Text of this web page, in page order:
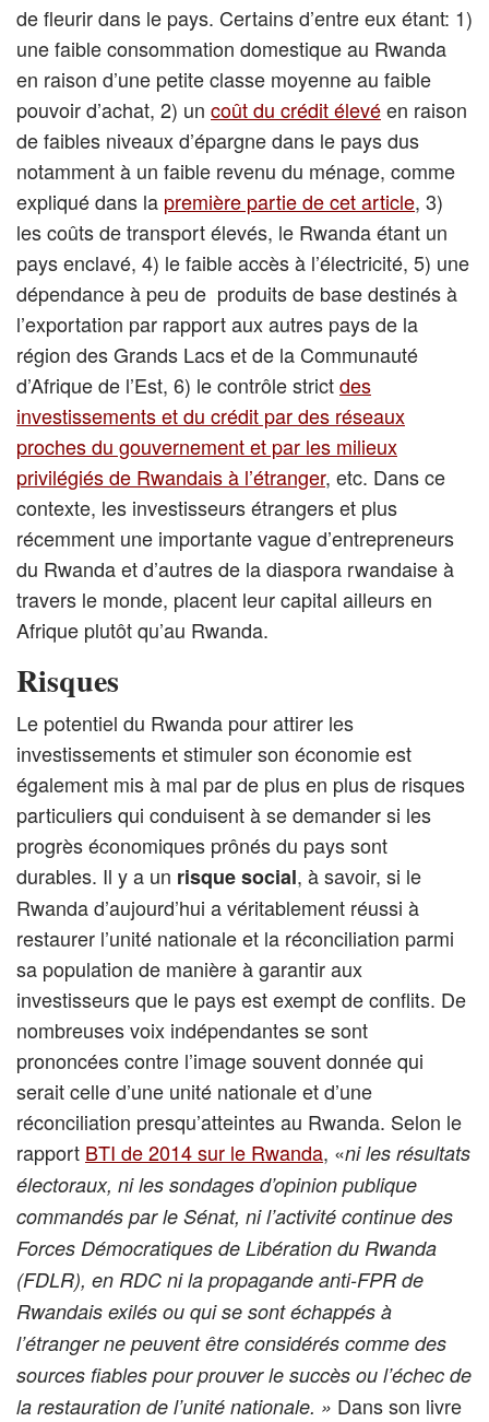
de fleurir dans le pays. Certains d’entre eux étant: 1)
une faible consommation domestique au Rwanda
en raison d’une petite classe moyenne au faible
pouvoir d’achat, 2) un coût du crédit élevéen raison
de faibles niveaux d’épargne dans le pays dus
notamment à un faible revenu du ménage, comme
expliqué dans la première partie de cet article, 3)
les coûts de transport élevés, le Rwanda étant un
pays enclavé, 4) le faible accès à l’électricité, 5) une
dépendance à peu de produits de base destinés à
l’exportation par rapport aux autres pays de la
région des Grands Lacs et de la Communauté
d’Afrique de l’Est, 6) le contrôle strictdes
investissements et du crédit par des réseaux
proches du gouvernement et par les milieux
privilégiés de Rwandais à l’étranger, etc. Dans ce
contexte, les investisseurs étrangers et plus
récemment une importante vague d’entrepreneurs
du Rwanda et d’autres de la diaspora rwandaise à
travers le monde, placent leur capital ailleurs en
Afrique plutôt qu’au Rwanda.
Risques
Le potentiel du Rwanda pour attirer les
investissements et stimuler son économie est
également mis à mal par de plus en plus de risques
particuliers qui conduisent à se demander si les
progrès économiques prônés du pays sont
durables. Il y a un risque social, à savoir, si le
Rwanda d’aujourd’hui a véritablement réussi à
restaurer l’unité nationale et la réconciliation parmi
sa population de manière à garantir aux
investisseurs que le pays est exempt de conflits. De
nombreuses voix indépendantes se sont
prononcées contre l’image souvent donnée qui
serait celle d’une unité nationale et d’une
réconciliation presqu’atteintes au Rwanda. Selon le
rapport BTI de 2014 sur le Rwanda, «ni les résultats
électoraux, ni les sondages d’opinion publique
commandés par le Sénat, ni l’activité continue des
Forces Démocratiques de Libération du Rwanda
(FDLR), en RDC ni la propagande anti-FPR de
Rwandais exilés ou qui se sont échappés à
l’étranger ne peuvent être considérés comme des
sources fiables pour prouver le succès ou l’échec de
la restauration de l’unité nationale. » Dans son livre